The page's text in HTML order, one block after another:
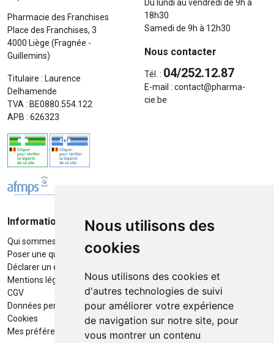
Nous utilisons des
cookies
Nous utilisons des cookies et
d'autres technologies de suivi
pour améliorer votre expérience
de navigation sur notre site, pour
vous montrer un contenu
Pharmacie des Franchises
Place des Franchises, 3
4000 Liège (Fragnée -
Guillemins)
Titulaire : Laurence
Delhamende
TVA : BE0880.554.122
APB : 626323
Du lundi au vendredi de 9h à
18h30
Samedi de 9h à 12h30
Nous contacter
Tél. : 04/252.12.87
E-mail : contact@pharma-
cie.be
Informations
Qui sommes-nous ?
Poser une question
Déclarer un effet indésirable
Mentions légales
CGV
Données personnelles
Cookies
Mes préférences Cookies
Moyens de paiement
Retrait / Livraison
Retrait à la pharmacie en Click